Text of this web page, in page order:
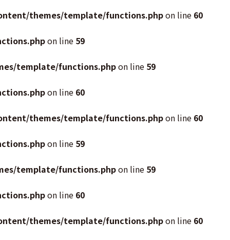
themes/template/functions.phpon line 60
on line 59
template/functions.phpon line 59
on line 60
themes/template/functions.phpon line 60
on line 59
template/functions.phpon line 59
on line 60
themes/template/functions.phpon line 60